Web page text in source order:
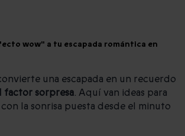
wow" a tu escapada romántica en
una escapada en un recuerdo
factor sorpresa. Aquí van ideas para
la sonrisa puesta desde el minuto